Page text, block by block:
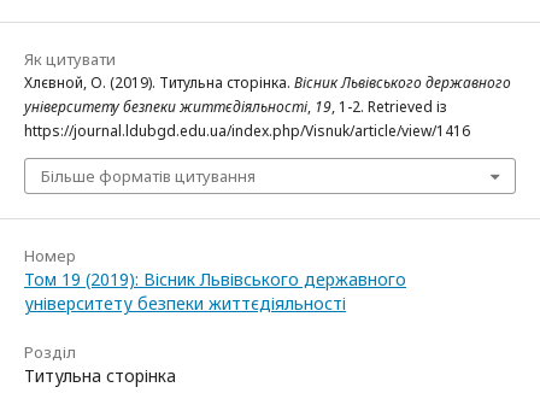
Як цитувати
Хлєвной, О. (2019). Титульна сторінка. Вісник Львівського державного
університету безпеки життєдіяльності, 19, 1-2. Retrieved із
https://journal.ldubgd.edu.ua/index.php/Visnuk/article/view/1416
Більше форматів цитування
Номер
Том 19 (2019): Вісник Львівського державного
університету безпеки життєдіяльності
Розділ
Титульна сторінка